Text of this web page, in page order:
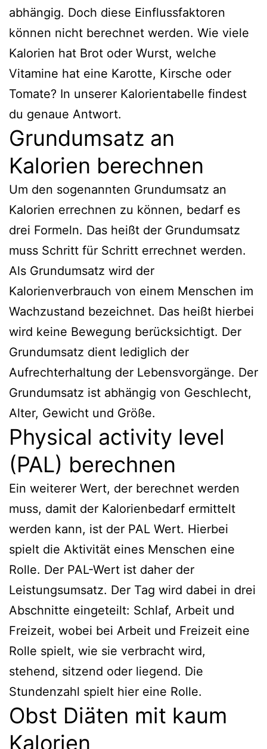
abhängig. Doch diese Einflussfaktoren
können nicht berechnet werden. Wie viele
Kalorien hat Brot oder Wurst, welche
Vitamine hat eine Karotte, Kirsche oder
Tomate? In unserer Kalorientabelle findest
du genaue Antwort.
Grundumsatz an
Kalorien berechnen
Um den sogenannten Grundumsatz an
Kalorien errechnen zu können, bedarf es
drei Formeln. Das heißt der Grundumsatz
muss Schritt für Schritt errechnet werden.
Als Grundumsatz wird der
Kalorienverbrauch von einem Menschen im
Wachzustand bezeichnet. Das heißt hierbei
wird keine Bewegung berücksichtigt. Der
Grundumsatz dient lediglich der
Aufrechterhaltung der Lebensvorgänge. Der
Grundumsatz ist abhängig von Geschlecht,
Alter, Gewicht und Größe.
Physical activity level
(PAL) berechnen
Ein weiterer Wert, der berechnet werden
muss, damit der Kalorienbedarf ermittelt
werden kann, ist der PAL Wert. Hierbei
spielt die Aktivität eines Menschen eine
Rolle. Der PAL-Wert ist daher der
Leistungsumsatz. Der Tag wird dabei in drei
Abschnitte eingeteilt: Schlaf, Arbeit und
Freizeit, wobei bei Arbeit und Freizeit eine
Rolle spielt, wie sie verbracht wird,
stehend, sitzend oder liegend. Die
Stundenzahl spielt hier eine Rolle.
Obst Diäten mit kaum
Kalorien